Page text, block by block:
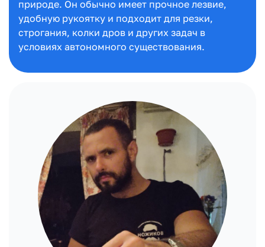
природе. Он обычно имеет прочное лезвие,
удобную рукоятку и подходит для резки,
строгания, колки дров и других задач в
условиях автономного существования.